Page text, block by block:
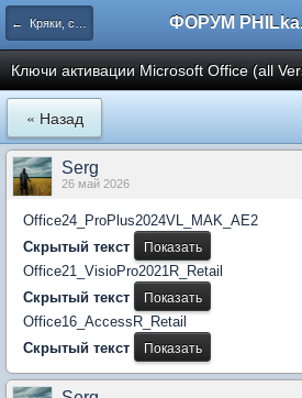
← Кряки, серийные номера, свежий варез
Ключи активации Microsoft Office (all
« Назад
Serg
26 май 2026
Office24_ProPlus2024VL_MAK_AE2
Скрытый текст
Office21_VisioPro2021R_Retail
Скрытый текст
Office16_AccessR_Retail
Скрытый текст